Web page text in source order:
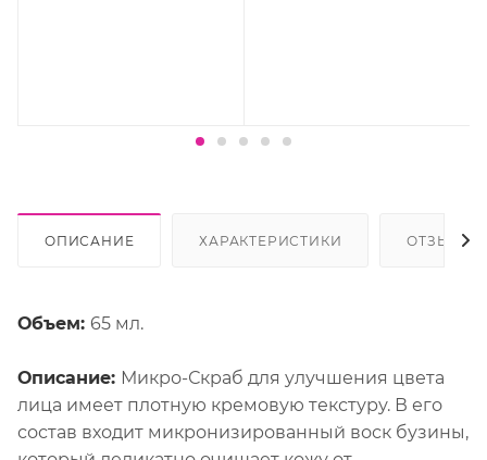
ОПИСАНИЕ ХАРАКТЕРИСТИКИ ОТЗЫВЫ
Объем: 65 мл.
Описание: Микро-Скраб для улучшения цвета
лица имеет плотную кремовую текстуру. В его
состав входит микронизированный воск бузины,